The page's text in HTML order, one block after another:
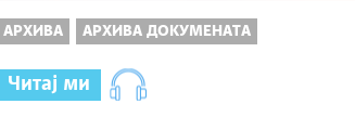
АРХИВА АРХИВА ДОКУМЕНАТА
Читај ми